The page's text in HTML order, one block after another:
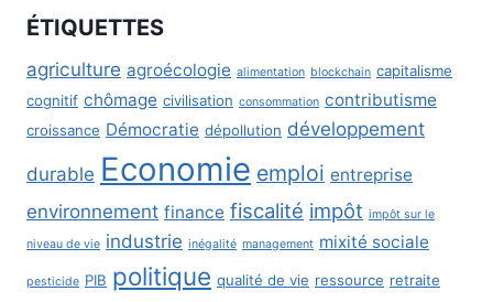
ÉTIQUETTES
agriculture agroécologie alimentation blockchain capitalisme
cognitif chômage civilisation consommation contributisme
croissance Démocratie dépollution développement
durable Economie emploi entreprise
environnement finance fiscalité impôt impôt sur le
niveau de vie industrie inégalité management mixité sociale
pesticide PIB politique qualité de vie ressource retraite